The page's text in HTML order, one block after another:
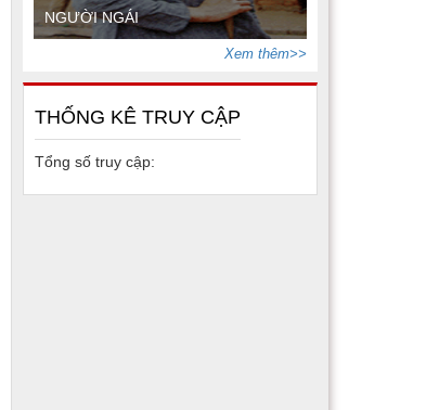
NGƯỜI NGÁI
Xem thêm>>
THỐNG KÊ TRUY CẬP
Tổng số truy cập: